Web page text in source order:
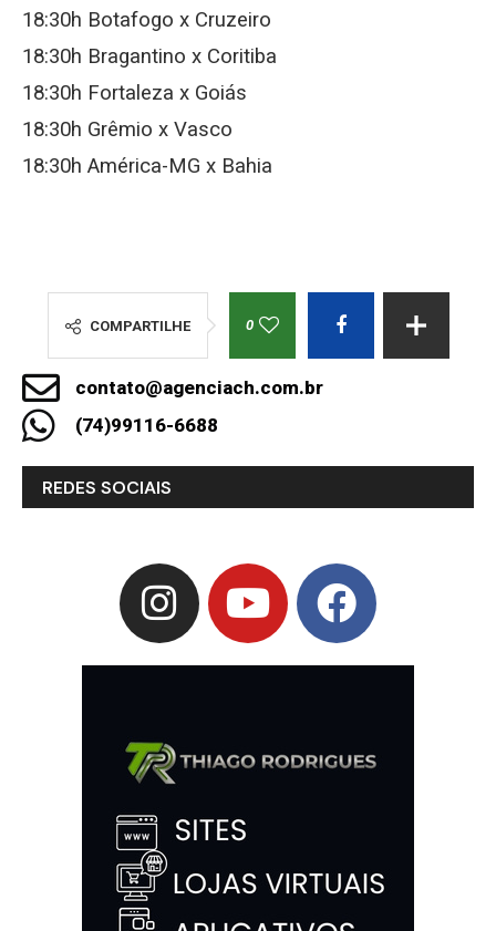
18:30h Botafogo x Cruzeiro
18:30h Bragantino x Coritiba
18:30h Fortaleza x Goiás
18:30h Grêmio x Vasco
18:30h América-MG x Bahia
COMPARTILHE 0
contato@agenciach.com.br
(74)99116-6688
REDES SOCIAIS